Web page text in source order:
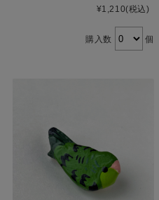
¥1,210(税込)
購入数 個